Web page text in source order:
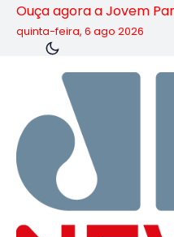
Ouça agora a Jovem
quinta-feira, 6 ago 2026